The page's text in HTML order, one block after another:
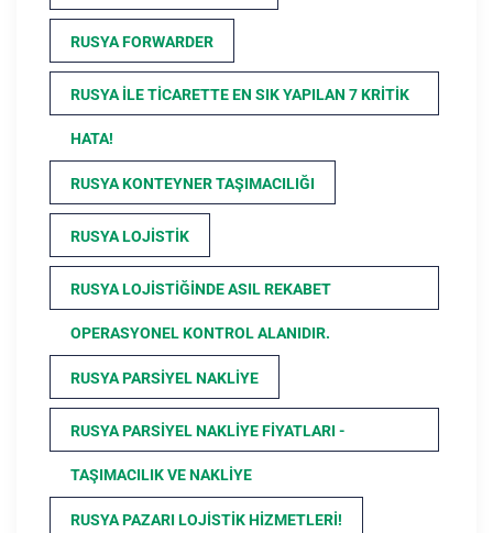
RUSYA FORWARDER
RUSYA ILE TICARETTE EN SIK YAPILAN 7 KRITIK
HATA!
RUSYA KONTEYNER TAŞIMACILIĞI
RUSYA LOJISTIK
RUSYA LOJISTIĞINDE ASIL REKABET
OPERASYONEL KONTROL ALANIDIR.
RUSYA PARSIYEL NAKLIYE
RUSYA PARSIYEL NAKLIYE FIYATLARI -
TAŞIMACILIK VE NAKLIYE
RUSYA PAZARI LOJISTIK HIZMETLERI!